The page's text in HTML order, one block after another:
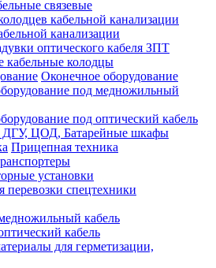
связевые
кабельной канализации
канализации
оптического кабеля ЗПТ
кабельные колодцы
Оконечное оборудование
под медножильный
под оптический кабель
ДГУ, ЦОД, Батарейные шкафы
Прицепная техника
установки
спецтехники
кабель
кабель
для герметизации,